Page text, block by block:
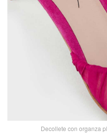
Decollete con organza